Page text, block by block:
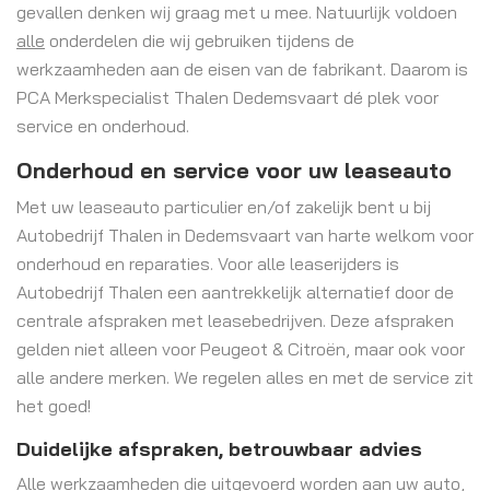
gevallen denken wij graag met u mee. Natuurlijk voldoen
alle onderdelen die wij gebruiken tijdens de
werkzaamheden aan de eisen van de fabrikant. Daarom is
PCA Merkspecialist Thalen Dedemsvaart dé plek voor
service en onderhoud.
Onderhoud en service voor uw leaseauto
Met uw leaseauto particulier en/of zakelijk bent u bij
Autobedrijf Thalen in Dedemsvaart van harte welkom voor
onderhoud en reparaties. Voor alle leaserijders is
Autobedrijf Thalen een aantrekkelijk alternatief door de
centrale afspraken met leasebedrijven. Deze afspraken
gelden niet alleen voor Peugeot & Citroën, maar ook voor
alle andere merken. We regelen alles en met de service zit
het goed!
Duidelijke afspraken, betrouwbaar advies
Alle werkzaamheden die uitgevoerd worden aan uw auto,